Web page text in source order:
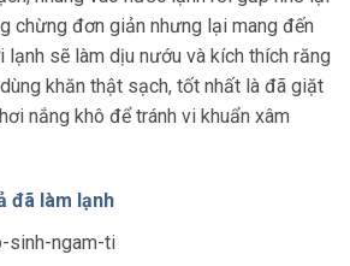
chừng đơn giản nhưng lại mang đến
lạnh sẽ làm dịu nướu và kích thích răng
khăn thật sạch, tốt nhất là đã giặt
nắng khô để tránh vi khuẩn xâm
đã làm lạnh